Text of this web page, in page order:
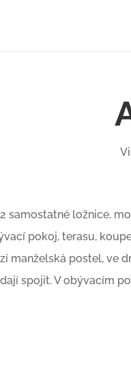
samostatné ložnice,
pokoj, terasu,
manželská postel, ve
spojit. V obývacím